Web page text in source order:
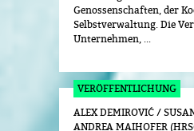
Genossenschaften, der
Selbstverwaltung. Die
Unternehmen, ...
ALEX DEMIROVIĆ /
ANDREA MAIHOFER